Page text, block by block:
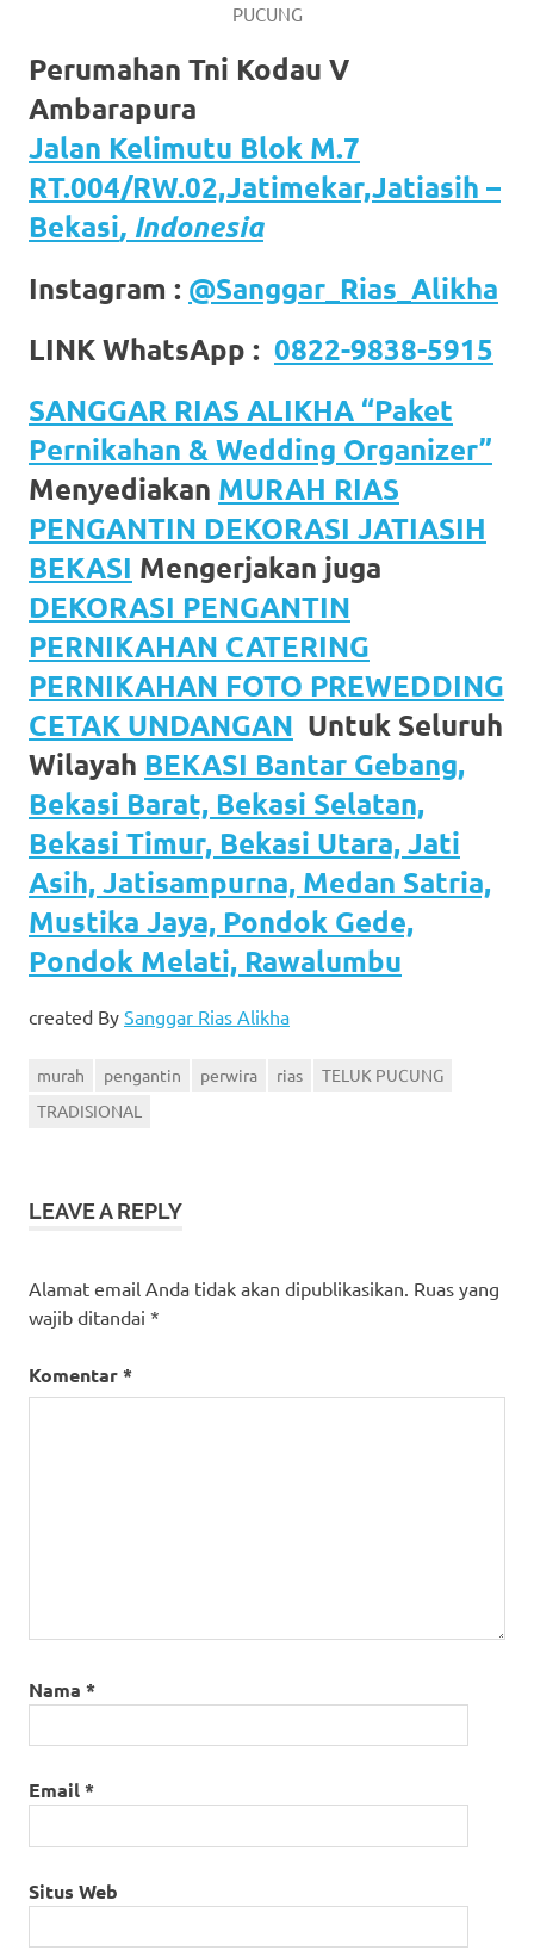
PUCUNG
Perumahan Tni Kodau V
Ambarapura
Jalan Kelimutu Blok M.7
RT.004/RW.02,Jatimekar,Jatiasih –
Bekasi, Indonesia
Instagram : @Sanggar_Rias_Alikha
LINK WhatsApp : 0822-9838-5915
SANGGAR RIAS ALIKHA “Paket
Pernikahan & Wedding Organizer”
Menyediakan MURAH RIAS
PENGANTIN DEKORASI JATIASIH
BEKASI Mengerjakan juga
DEKORASI PENGANTIN
PERNIKAHAN CATERING
PERNIKAHAN FOTO PREWEDDING
CETAK UNDANGAN Untuk Seluruh
Wilayah BEKASI Bantar Gebang,
Bekasi Barat, Bekasi Selatan,
Bekasi Timur, Bekasi Utara, Jati
Asih, Jatisampurna, Medan Satria,
Mustika Jaya, Pondok Gede,
Pondok Melati, Rawalumbu
created By Sanggar Rias Alikha
murah pengantin perwira rias
TELUK PUCUNG
TRADISIONAL
LEAVE A REPLY
Alamat email Anda tidak akan dipublikasikan. Ruas yang
wajib ditandai *
Komentar*
Nama *
Email*
Situs Web